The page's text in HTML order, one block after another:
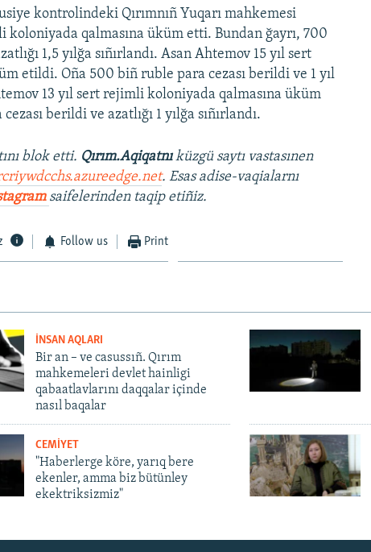
kontrolindeki Qırımnıñ Yuqarı mahkemesi
koloniyada qalmasına üküm etti. Bundan ğayrı, 700
1,5 yılğa sıñırlandı. Asan Ahtemov 15 yıl sert
etildi. Oña 500 biñ ruble para cezası berildi ve 1 yıl
13 yıl sert rejimli koloniyada qalmasına üküm
berildi ve azatlığı 1 yılğa sıñırlandı.
blok etti. Qırım.Aqiqatnıküzgü saytı vastasınen
. Esas adise-vaqialarnı
saifelerinden taqip etiñiz.
Follow us Print
İNSAN AQLARI
Bir an – ve casussıñ. Qırım
mahkemeleri devlet hainligi
qabaatlavlarını daqqalar içinde
nasıl baqalar
CEMİYET
"Haberlerge köre, yarıq bere
ekenler, amma biz bütünley
ekektriksizmiz"